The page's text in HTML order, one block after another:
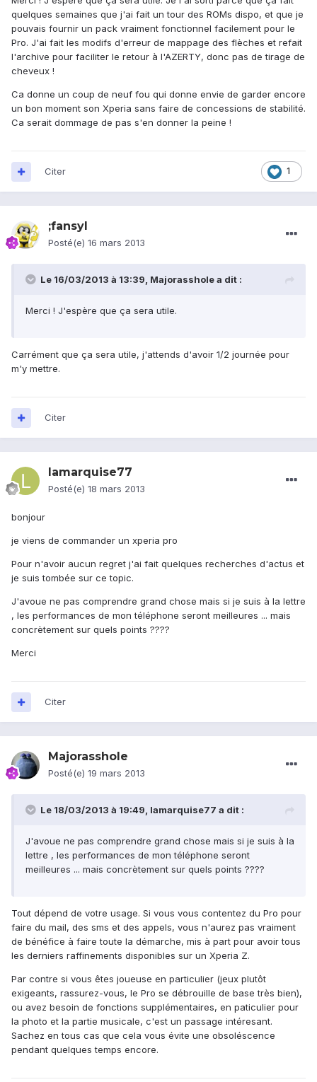
quelques semaines que j'ai fait un tour des ROMs dispo, et que je
pouvais fournir un pack vraiment fonctionnel facilement pour le
Pro. J'ai fait les modifs d'erreur de mappage des flèches et refait
l'archive pour faciliter le retour à l'AZERTY, donc pas de tirage de
cheveux !
Ca donne un coup de neuf fou qui donne envie de garder encore
un bon moment son Xperia sans faire de concessions de stabilité.
Ca serait dommage de pas s'en donner la peine !
1
Citer
;fansyl
Posté(e) 16 mars 2013
Le 16/03/2013 à 13:39, Majorasshole a dit :
Merci ! J'espère que ça sera utile.
Carrément que ça sera utile, j'attends d'avoir 1/2 journée pour
m'y mettre.
Citer
lamarquise77
Posté(e) 18 mars 2013
bonjour
je viens de commander un xperia pro
Pour n'avoir aucun regret j'ai fait quelques recherches d'actus et
je suis tombée sur ce topic.
J'avoue ne pas comprendre grand chose mais si je suis à la lettre
, les performances de mon téléphone seront meilleures ... mais
concrètement sur quels points ????
Merci
Citer
Majorasshole
Posté(e) 19 mars 2013
Le 18/03/2013 à 19:49, lamarquise77 a dit :
J'avoue ne pas comprendre grand chose mais si je suis à la
lettre , les performances de mon téléphone seront
meilleures ... mais concrètement sur quels points ????
Tout dépend de votre usage. Si vous vous contentez du Pro pour
faire du mail, des sms et des appels, vous n'aurez pas vraiment
de bénéfice à faire toute la démarche, mis à part pour avoir tous
les derniers raffinements disponibles sur un Xperia Z.
Par contre si vous êtes joueuse en particulier (jeux plutôt
exigeants, rassurez-vous, le Pro se débrouille de base très bien),
ou avez besoin de fonctions supplémentaires, en paticulier pour
la photo et la partie musicale, c'est un passage intéresant.
Sachez en tous cas que cela vous évite une obsoléscence
pendant quelques temps encore.